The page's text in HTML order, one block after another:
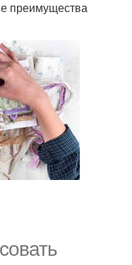
преимущества